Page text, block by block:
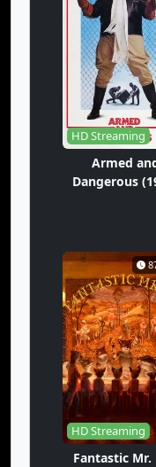
HD Streaming
Armed
Dangerous
HD Streaming
Fantastic Mr.